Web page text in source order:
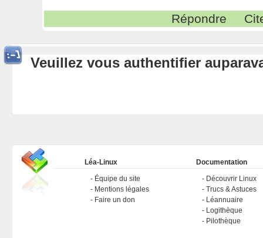
Répondre
Veuillez vous authentifier
Léa-Linux
Équipe du site
Mentions légales
Faire un don
Documentation
Découvrir Linux
Trucs & Astuces
Léannuaire
Logithèque
Pilothèque